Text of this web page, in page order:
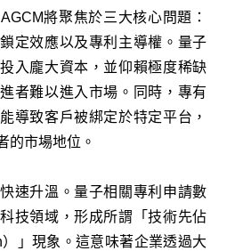
將聚焦於三大核心問題：
定效應以及專利主導權。量子
入龐大資本，並仰賴極度稀缺
者難以進入市場。同時，專有
導致客戶被綁定於特定平台，
的市場地位。
速升溫。量子相關專利申請數
技領域，形成所謂「技術先佔
）」現象。這意味著企業透過大